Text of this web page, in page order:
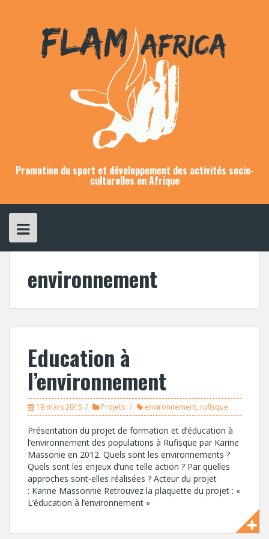
Promotion du sport et développement des activités socio-
culturelles en Afrique
environnement
Education à
l’environnement
19 mars 2015 Projets environnement, rufisque
Présentation du projet de formation et d’éducation à
l’environnement des populations à Rufisque par Karine
Massonie en 2012. Quels sont les environnements ?
Quels sont les enjeux d’une telle action ? Par quelles
approches sont-elles réalisées ? Acteur du projet
: Karine Massonnie Retrouvez la plaquette du projet : «
L’éducation à l’environnement »